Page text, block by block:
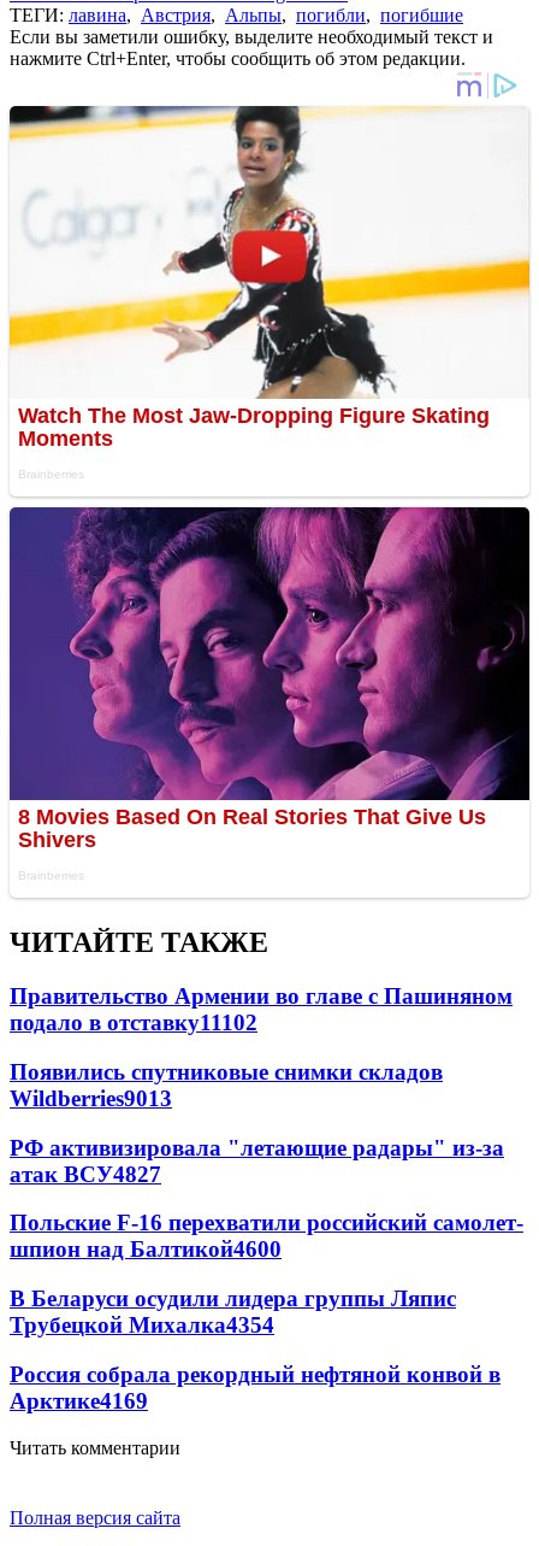
ТЕГИ: лавина, Австрия, Альпы, погибли, погибшие
Если вы заметили ошибку, выделите необходимый текст и
нажмите Ctrl+Enter, чтобы сообщить об этом редакции.
ЧИТАЙТЕ ТАКЖЕ
Правительство Армении во главе с Пашиняном
подало в отставку11102
Появились спутниковые снимки складов
Wildberries9013
РФ активизировала "летающие радары" из-за
атак ВСУ4827
Польские F-16 перехватили российский самолет-
шпион над Балтикой4600
В Беларуси осудили лидера группы Ляпис
Трубецкой Михалка4354
Россия собрала рекордный нефтяной конвой в
Арктике4169
Читать комментарии
Полная версия сайта